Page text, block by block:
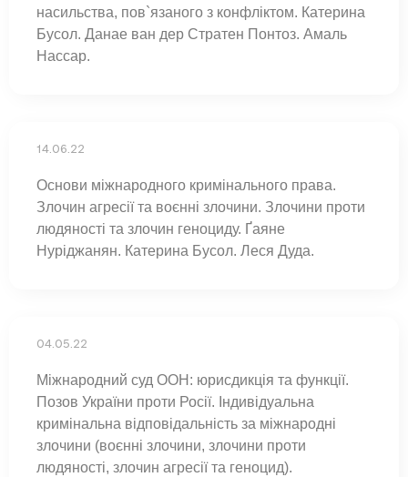
насильства, пов`язаного з конфліктом. Катерина
Бусол. Данае ван дер Стратен Понтоз. Амаль
Нассар.
14.06.22
Основи міжнародного кримінального права.
Злочин агресії та воєнні злочини. Злочини проти
людяності та злочин геноциду. Ґаяне
Нуріджанян. Катерина Бусол. Леся Дуда.
04.05.22
Міжнародний суд ООН: юрисдикція та функції.
Позов України проти Росії. Індивідуальна
кримінальна відповідальність за міжнародні
злочини (воєнні злочини, злочини проти
людяності, злочин агресії та геноцид).